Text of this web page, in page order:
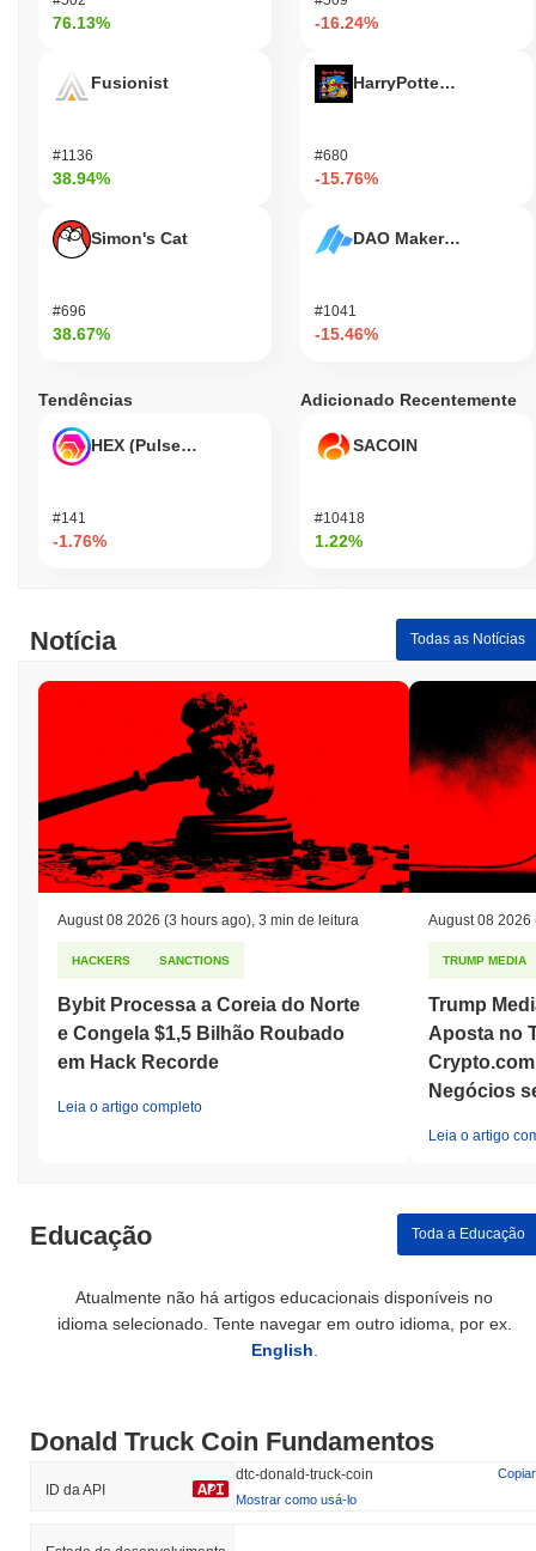
76.13%
Fusionist
#1136
38.94%
Simon's Cat
#696
38.67%
-16.24%
#680
-15.76%
DAO Maker Token
#1041
-15.46%
Tendências
HEX (Pulsechain)
#141
-1.76%
Adicionado Recentemente
SACOIN
#10418
1.22%
Notícia Todas as Notícias
August 08 2026 (3 hours ago) 3 min de leitura
HACKERS SANCTIONS
Bybit Processa a Coreia do Norte
e Congela $1,5 Bilhão Roubado
em Hack Recorde
Leia o artigo completo
August 08 2026
TRUMP MEDIA
Trump
Aposta no
Negócios
Leia o artigo
Educação Toda a Educação
Atualmente não há artigos educacionais disponíveis no
idioma selecionado. Tente navegar em outro idioma, por ex.
English
Donald Truck Coin Fundamentos
ID da API
dtc-donald-truck-coin
Copiar
Mostrar como usá-lo